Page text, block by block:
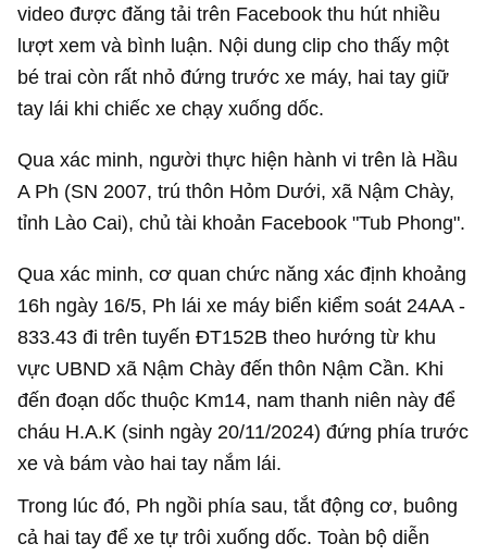
video được đăng tải trên Facebook thu hút nhiều
lượt xem và bình luận. Nội dung clip cho thấy một
bé trai còn rất nhỏ đứng trước xe máy, hai tay giữ
tay lái khi chiếc xe chạy xuống dốc.
Qua xác minh, người thực hiện hành vi trên là Hầu
A Ph (SN 2007, trú thôn Hỏm Dưới, xã Nậm Chày,
tỉnh Lào Cai), chủ tài khoản Facebook "Tub Phong".
Qua xác minh, cơ quan chức năng xác định khoảng
16h ngày 16/5, Ph lái xe máy biển kiểm soát 24AA -
833.43 đi trên tuyến ĐT152B theo hướng từ khu
vực UBND xã Nậm Chày đến thôn Nậm Cần. Khi
đến đoạn dốc thuộc Km14, nam thanh niên này để
cháu H.A.K (sinh ngày 20/11/2024) đứng phía trước
xe và bám vào hai tay nắm lái.
Trong lúc đó, Ph ngồi phía sau, tắt động cơ, buông
cả hai tay để xe tự trôi xuống dốc. Toàn bộ diễn